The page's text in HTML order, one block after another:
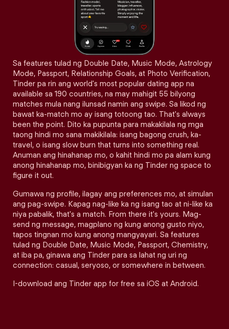
Sa features tulad ng Double Date, Music Mode, Astrology
Mode, Passport, Relationship Goals, at Photo Verification,
Tinder pa rin ang world's most popular dating app na
available sa 190 countries, na may mahigit 55 bilyong
matches mula nang ilunsad namin ang swipe. Sa likod ng
bawat ka-match mo ay isang totoong tao. That's always
been the point. Dito ka pupunta para makakilala ng mga
taong hindi mo sana makikilala: isang bagong crush, ka-
travel, o isang slow burn that turns into something real.
Anuman ang hinahanap mo, o kahit hindi mo pa alam kung
anong hinahanap mo, binibigyan ka ng Tinder ng space to
figure it out.
Gumawa ng profile, ilagay ang preferences mo, at simulan
ang pag-swipe. Kapag nag-like ka ng isang tao at ni-like ka
niya pabalik, that's a match. From there it's yours. Mag-
send ng message, magplano ng kung anong gusto niyo,
tapos tingnan mo kung anong mangyayari. Sa features
tulad ng Double Date, Music Mode, Passport, Chemistry,
at iba pa, ginawa ang Tinder para sa lahat ng uri ng
connection: casual, seryoso, or somewhere in between.
I-download ang Tinder app for free sa iOS at Android.